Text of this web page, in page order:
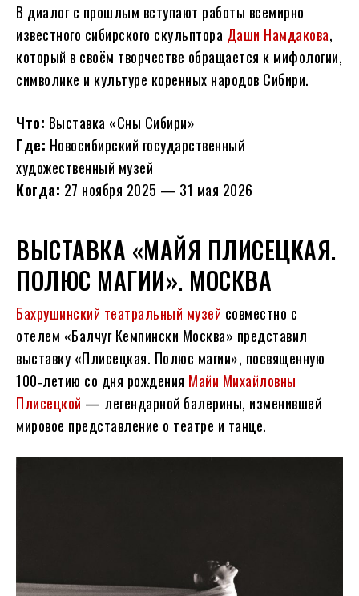
В диалог с прошлым вступают работы всемирно
известного сибирского скульптора Даши Намдакова,
который в своём творчестве обращается к мифологии,
символике и культуре коренных народов Сибири.
Что: Выставка «Сны Сибири»
Где: Новосибирский государственный
художественный музей
Когда: 27 ноября 2025 — 31 мая 2026
ВЫСТАВКА «МАЙЯ ПЛИСЕЦКАЯ.
ПОЛЮС МАГИИ». МОСКВА
Бахрушинский театральный музей совместно с
отелем «Балчуг Кемпински Москва» представил
выставку «Плисецкая. Полюс магии», посвященную
100‑летию со дня рождения Майи Михайловны
Плисецкой — легендарной балерины, изменившей
мировое представление о театре и танце.